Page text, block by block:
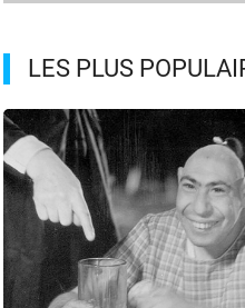
LES PLUS